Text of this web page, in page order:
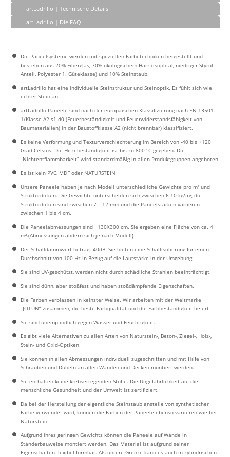
artLadrillo | Technische Details
artLadrillo | Die FAQ
Die Paneelsysteme werden mit speziellen Färbetechniken hergestellt und
bestehen aus 20% Fiberglas, 70% ökologischem Harz (isophtal, niedriger Styrol-
Anteil, Polyester 1. Güteklasse) und 10% Steinstaub.
artLadrillo hat eine individuelle Steinstruktur und Steinoptik. Es fühlt sich wie
echter Stein an.
artLadrillo Paneele sind nach der europäischen Klassifizierung nach EN 13501-
1/Klasse A2 s1 d0 (Feuerbeständigkeit und Feuerwiderstandsfähigkeit von
Baumaterialien) in der Baustoffklasse A2 (nicht brennbar) klassifiziert.
Es keine Verformung und Texturverschlechterung im Bereich von -40 bis +120
Grad Celsius. Die Hitzebeständigkeit ist bis zu 800 °C gegeben. Die
„Nichtentflammbarkeit” wird standardmäßig in allen Produktgruppen angeboten.
Es ist kein PVC, MDF oder NATURSTEIN
Unsere Paneele haben je nach Modell unterschiedliche Gewichte pro m² und
Strukturdicken. Die Gewichte unterscheiden sich zwischen 6-10 kg/m², die
Strukturdicken sind zwischen 7 – 12 mm und die Paneelstärken variieren
zwischen 1 bis 4 cm.
Die Paneelabmessungen sind ~130X300 cm. Sie ergeben eine Fläche von ca. 4
m².(Abmessungen ändern sich je nach Modell)
Der Schalldämmwert beträgt 40dB. Sie bieten eine Schallisolierung für einen
Durchschnitt von 100 Hz in Bezug auf die Lautstärke in der Umgebung.
Sie sind UV-geschützt, werden nicht durch schädliche Strahlen beeinträchtigt.
Sie sind dünn, aber stoßfest und haben stoßdämpfende Eigenschaften.
Die Farben verblassen in keinster Weise. Wir arbeiten mit der Weltmarke
„JOTUN” zusammen, die beste Farbqualität und die Farbbeständigkeit liefert
Sie sind unempfindlich gegen Wasser und Feuchtigkeit.
Es gibt viele Alternativen zu allen Arten von Naturstein-, Beton-, Ziegel-, Holz-,
Stein- und Oxid-Optiken.
Sie können in allen Abmessungen individuell zugeschnitten und mit Hilfe von
Schrauben und Dübeln an allen Wänden und Decken montiert werden.
Sie enthalten keine krebserregenden Stoffe. Die Ungefährlichkeit auf die
menschliche Gesundheit und der Umwelt ist zertifiziert.
Da bei der Herstellung der eigentliche Steinstaub anstelle von synthetischer
Farbe verwendet wird, können die Farben der Paneele ebenso variieren wie bei
Naturstein.
Aufgrund ihres geringen Gewichts können die Paneele auf Wände in
Ständerbauweise montiert werden. Das Material ist aufgrund seiner
Eigenschaften flexibel formbar. Als untere Grenze kann es auch in zylindrischen